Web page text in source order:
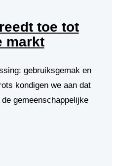
toe tot
markt
gebruiksgemak en
kondigen we aan dat
gemeenschappelijke